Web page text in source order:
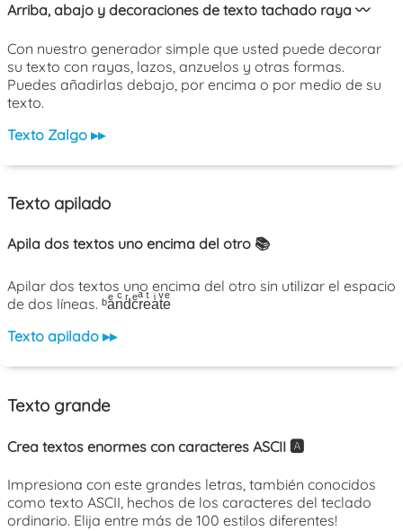
Arriba, abajo y decoraciones de texto tachado raya 〰️
Con nuestro generador simple que usted puede decorar
su texto con rayas, lazos, anzuelos y otras formas.
Puedes añadirlas debajo, por encima o por medio de su
texto.
Texto Zalgo ▸▸
Texto apilado
Apila dos textos uno encima del otro 📚
Apilar dos textos uno encima del otro sin utilizar el espacio
de dos líneas. ᵇaͤnͨdͬcͤrͣeͭaͥtͮeͤ
Texto apilado ▸▸
Texto grande
Crea textos enormes con caracteres ASCII 🅰️
Impresiona con este grandes letras, también conocidos
como texto ASCII, hechos de los caracteres del teclado
ordinario. Elija entre más de 100 estilos diferentes!